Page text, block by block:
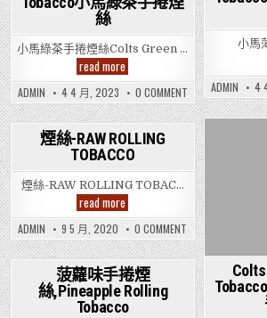
細
微
的
為
何
大
家
都
喜
自
己
手
煙
絲?
成
煙：
種
細
緻
微
的
對
比，
為
何
大
喜
歡
手
捲
煙
絲?
小馬
ADMIN 4
絲
小馬綠茶手捲煙絲Colts Green …
read more
Green
Tea
Rolling
Tobacco
小
馬
綠
茶
手
捲
煙
ADMIN 4 4 月, 2023 0 COMMENTON
COLTS
GREEN
TEA
ROLLING
TOBACCO
小
馬
綠
茶
手
捲
煙
絲
Posted
in
煙絲-RAW ROLLING
TOBACCO
煙絲-RAW ROLLING TOBAC…
read more
絲-
RAW
ROLLING
TOBACCO
ADMIN 9 5 月, 2020 0 COMMENT ON
煙
絲-
RAW
ROLLING
TOBACCO
Posted
菠蘿味手捲煙
絲,Pineapple Rolling
Tobacco